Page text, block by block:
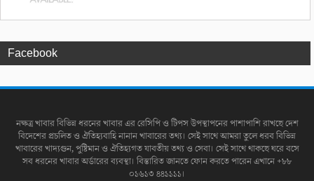
Facebook
নক্ষত্র খাবার বিভিন্ন ধরনের খাবার এর রেসিপি ও টিপস উপস্থাপনের পাশাপাশি রাখছে দেশ
বিদেশের প্রচলিত ও ঐতিহ্যবাহি নানান খাবারের তথ্য। সেই সাথে আমরা তুলে ধরব বিভিন্ন
খাবারের খাদ্যগুন, পুষ্টিমান ও ঐতিহ্যগত যাবতীয় তথ্য ও সেবা। সেই সাথে থাকছে ঘরে বসে
সব ধরনের খাবার অর্ডারের ব্যবস্থা। বিস্তারিত জানতে ফোন করতে পারেন এখানে +৮৮
০১৬১৩ ৪৪১১১১।